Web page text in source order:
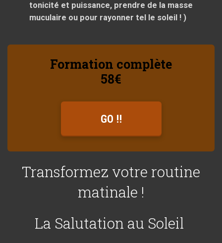
tonicité et puissance, prendre de la masse
muculaire ou pour rayonner tel le soleil ! )
Formation complète
58€
GO !!
Transformez votre routine
matinale !
La Salutation au Soleil